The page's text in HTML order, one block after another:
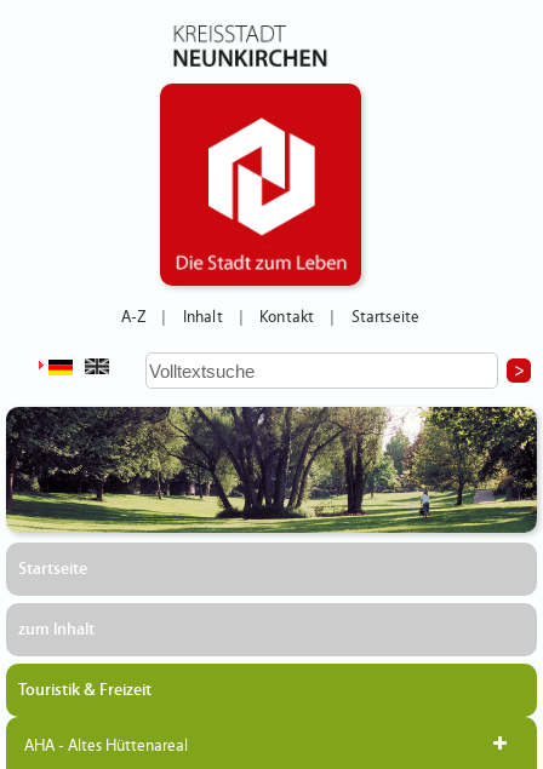
A-Z Inhalt Kontakt Startseite
Startseite
zum Inhalt
Touristik & Freizeit
AHA - Altes Hüttenareal